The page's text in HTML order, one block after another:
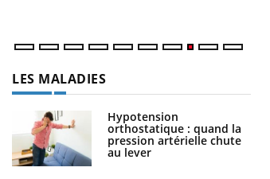
LES MALADIES
Hypotension
orthostatique : quand la
pression artérielle chute
au lever